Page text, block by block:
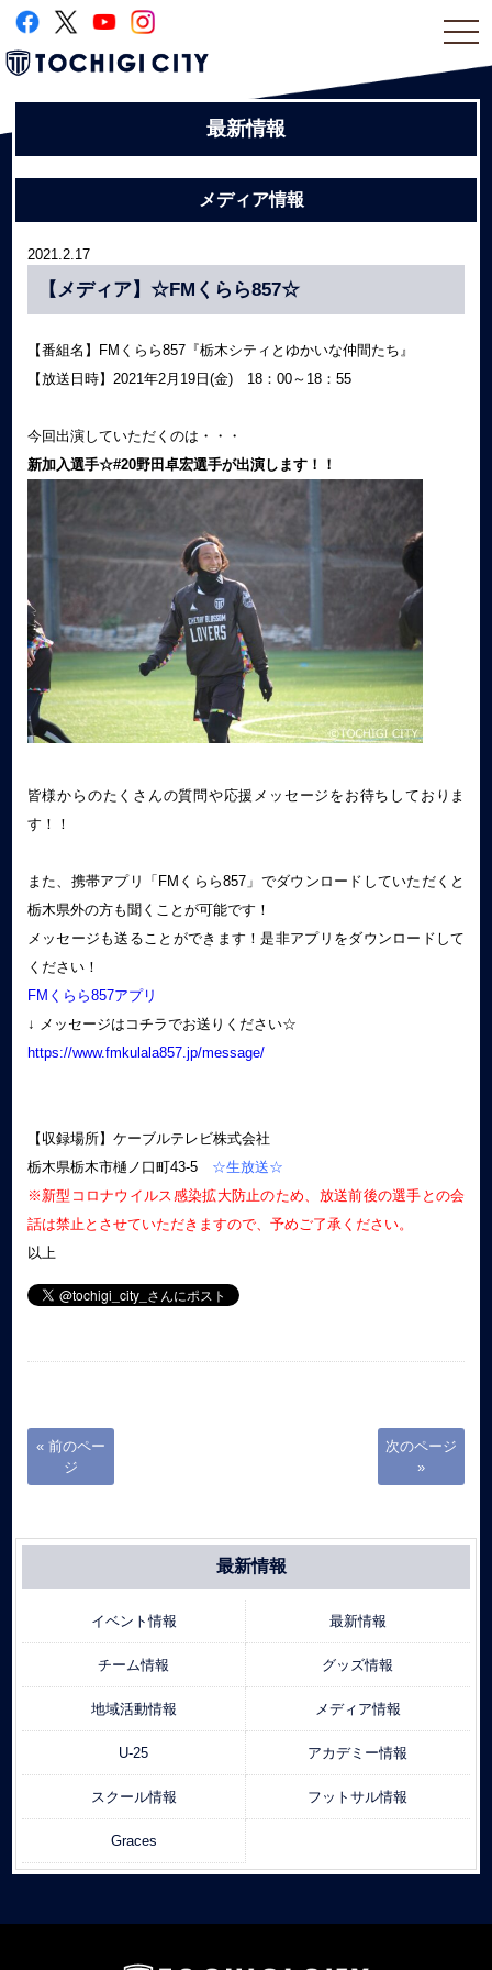
最新情報
メディア情報
2021.2.17
【メディア】☆FMくらら857☆
【番組名】FMくらら857『栃木シティとゆかいな仲間たち』
【放送日時】2021年2月19日(金) 18：00～18：55
今回出演していただくのは・・・
新加入選手☆#20野田卓宏選手が出演します！！
皆様からのたくさんの質問や応援メッセージをお待ちしておりま
す！！
また、携帯アプリ「FMくらら857」でダウンロードしていただくと
栃木県外の方も聞くことが可能です！
メッセージも送ることができます！是非アプリをダウンロードして
ください！
FMくらら857アプリ
↓ メッセージはコチラでお送りください☆
https://www.fmkulala857.jp/message/
【収録場所】ケーブルテレビ株式会社
栃木県栃木市樋ノ口町43-5 ☆生放送☆
※新型コロナウイルス感染拡大防止のため、放送前後の選手との会
話は禁止とさせていただきますので、予めご了承ください。
以上
« 前のペー
ジ
次のページ
»
最新情報
イベント情報 最新情報
チーム情報 グッズ情報
地域活動情報 メディア情報
U-25 アカデミー情報
スクール情報 フットサル情報
Graces